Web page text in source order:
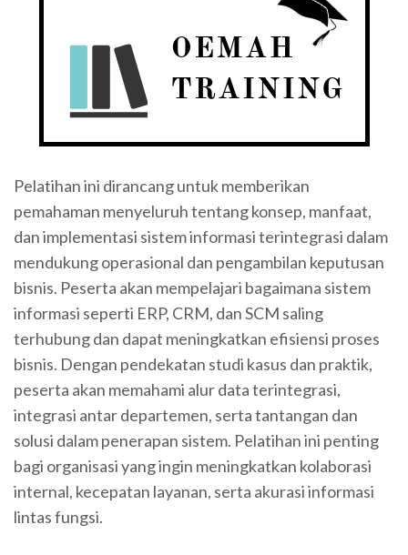
Pelatihan ini dirancang untuk memberikan
pemahaman menyeluruh tentang konsep, manfaat,
dan implementasi sistem informasi terintegrasi dalam
mendukung operasional dan pengambilan keputusan
bisnis. Peserta akan mempelajari bagaimana sistem
informasi seperti ERP, CRM, dan SCM saling
terhubung dan dapat meningkatkan efisiensi proses
bisnis. Dengan pendekatan studi kasus dan praktik,
peserta akan memahami alur data terintegrasi,
integrasi antar departemen, serta tantangan dan
solusi dalam penerapan sistem. Pelatihan ini penting
bagi organisasi yang ingin meningkatkan kolaborasi
internal, kecepatan layanan, serta akurasi informasi
lintas fungsi.